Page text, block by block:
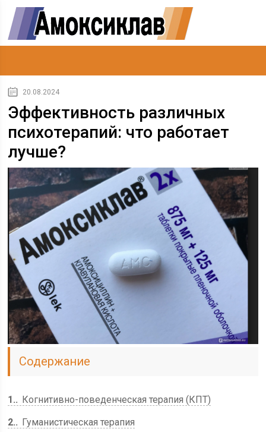
20.08.2024
Эффективность различных
психотерапий: что работает
лучше?
Содержание
1.
Когнитивно-поведенческая терапия (КПТ)
2.
Гуманистическая терапия